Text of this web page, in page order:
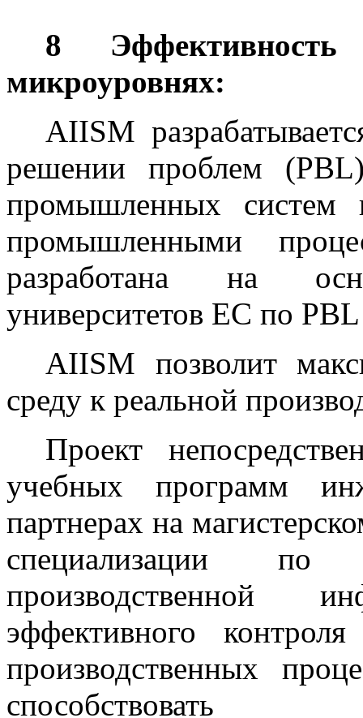
8
микроуровнях:
AIISM
решении проблем
промышленных систем
промышленными
разработана на
университетов ЕС по
AIISM позволит
среду к реальной
Проект
учебных программ
партнерах на
специализации по
производственной
эффективного
производственных